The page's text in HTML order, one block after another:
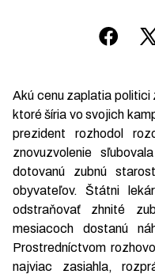
Akú cenu zaplatia politici
ktoré šíria vo svojich
prezident rozhodol
znovuzvolenie
dotovanú zubnú
obyvateľov. Štátni
odstraňovať zhnité
mesiacoch dostanú
Prostredníctvom
najviac zasiahla,